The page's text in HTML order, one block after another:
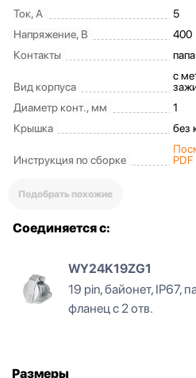
Ток, А
5
Напряжение, В
400
Контакты
папа
Вид корпуса
с
Диаметр конт., мм
1
Крышка
без
Инструкция по сборке
PDF
Подобрать похожие
Соединяется с:
WY24K19ZG1
19 pin, байонет, IP67,
фланец с 2 отв.
Размеры